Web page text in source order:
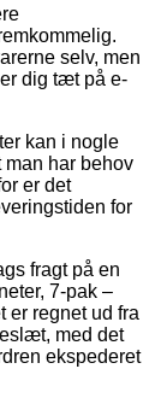
selv, men
dig tæt på e-
kan i nogle
har behov
er det
for
fragt på en
7-pak –
er regnet ud fra
med det
ekspederet